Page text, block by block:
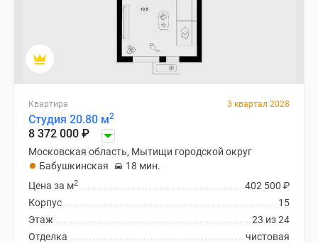
Квартира 3 квартал 2028
Студия 20.80 м2
8 372 000 ₽
Московская область, Мытищи городской округ
Бабушкинская
18 мин.
402 500 ₽
Цена за м2
15
Корпус
23 из 24
Этаж
чистовая
Отделка